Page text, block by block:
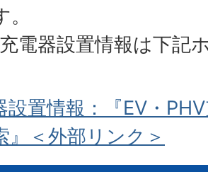
電器設置情報は下記
置情報：『EV・
』＜外部リンク＞